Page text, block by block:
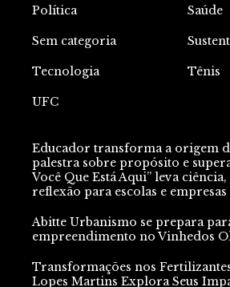
Política Saúde
Sem categoria
Tecnologia Tênis
UFC
Educador transforma a origem
palestra sobre propósito e
Você Que Está Aqui” leva
reflexão para escolas e empresas
Abitte Urbanismo se prepara
empreendimento no Vinhedos
Transformações nos
Lopes Martins Explora Seus